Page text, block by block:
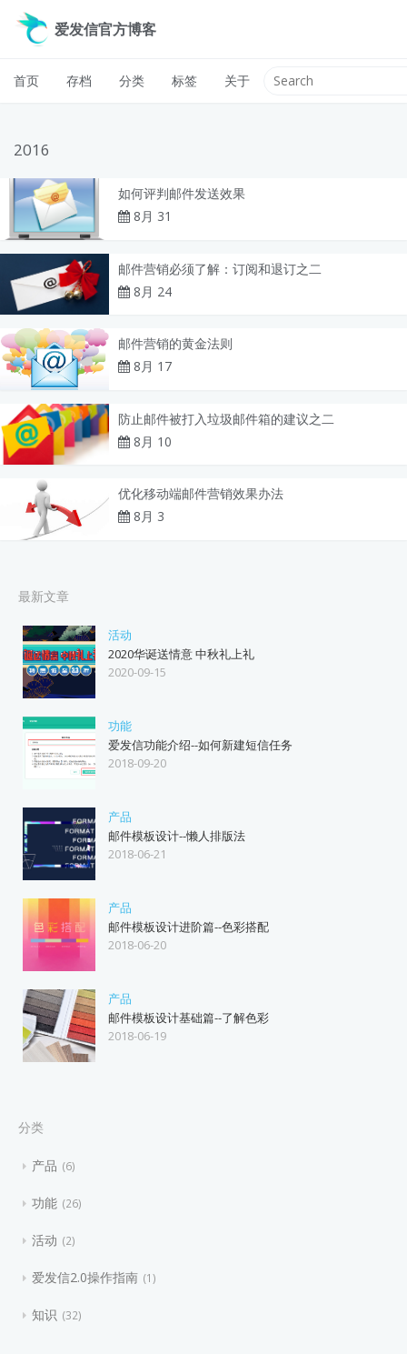
爱发信官方博客
首页 存档 分类 标签 关于
2016
如何评判邮件发送效果
8月 31
邮件营销必须了解：订阅和退订之二
8月 24
邮件营销的黄金法则
8月 17
防止邮件被打入垃圾邮件箱的建议之二
8月 10
优化移动端邮件营销效果办法
8月 3
最新文章
活动
2020华诞送情意 中秋礼上礼
2020-09-15
功能
爱发信功能介绍--如何新建短信任务
2018-09-20
产品
邮件模板设计--懒人排版法
2018-06-21
产品
邮件模板设计进阶篇--色彩搭配
2018-06-20
产品
邮件模板设计基础篇--了解色彩
2018-06-19
分类
产品 6
功能 26
活动 2
爱发信2.0操作指南 1
知识 32